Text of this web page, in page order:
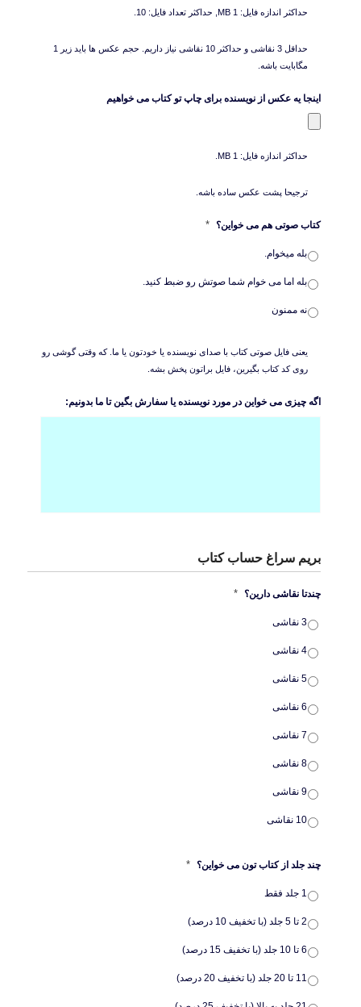
حداکثر اندازه فایل: 1 MB, حداکثر تعداد فایل: 10.
حداقل 3 نقاشی و حداکثر 10 نقاشی نیاز داریم. حجم عکس ها باید زیر 1
مگابایت باشه.
اینجا یه عکس از نویسنده برای چاپ تو کتاب می خواهیم
حداکثر اندازه فایل: 1 MB.
ترجیحا پشت عکس ساده باشه.
کتاب صوتی هم می خواین؟ *
بله میخوام.
بله اما می خوام شما صوتش رو ضبط کنید.
نه ممنون
یعنی فایل صوتی کتاب با صدای نویسنده یا خودتون یا ما. که وقتی گوشی رو
روی کد کتاب بگیرین، فایل براتون پخش بشه.
اگه چیزی می خواین در مورد نویسنده یا سفارش بگین تا ما بدونیم:
بریم سراغ حساب کتاب
چندتا نقاشی دارین؟ *
3 نقاشی
4 نقاشی
5 نقاشی
6 نقاشی
7 نقاشی
8 نقاشی
9 نقاشی
10 نقاشی
چند جلد از کتاب تون می خواین؟ *
1 جلد فقط
2 تا 5 جلد (با تخفیف 10 درصد)
6 تا 10 جلد (با تخفیف 15 درصد)
11 تا 20 جلد (با تخفیف 20 درصد)